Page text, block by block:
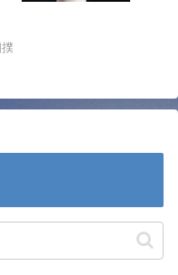
撲